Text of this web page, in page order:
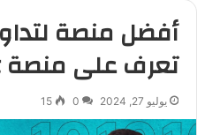
تعرف على منصة Bitget
يوليو 27, 2024 0
15